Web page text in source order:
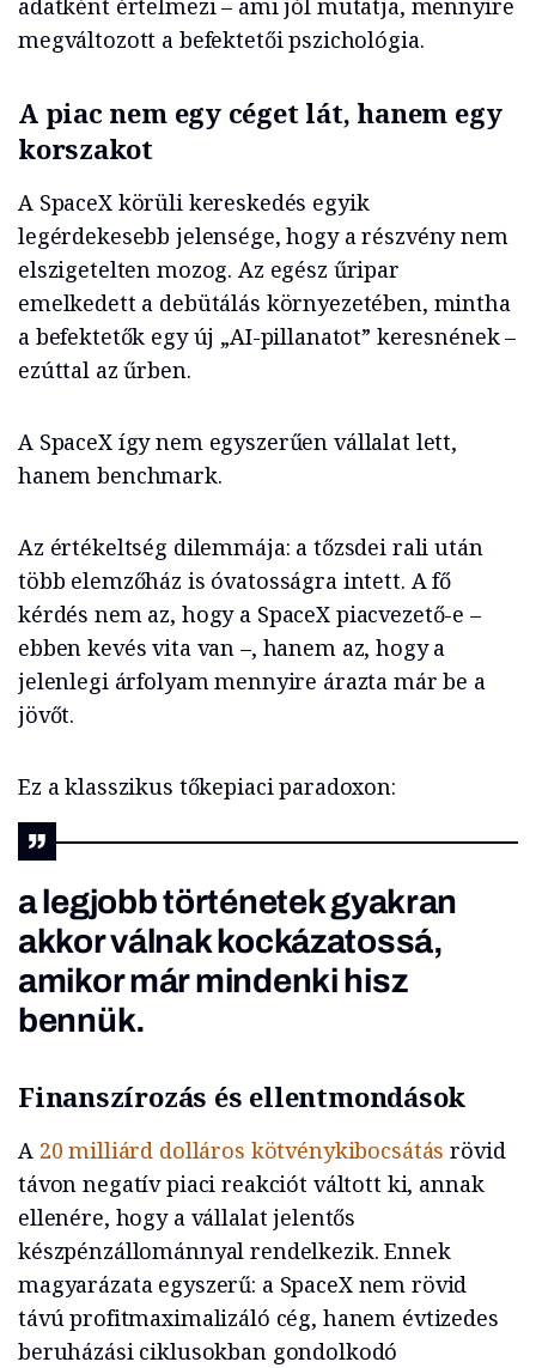
adatként értelmezi – ami jól mutatja, mennyire
megváltozott a befektetői pszichológia.
A piac nem egy céget lát, hanem egy
korszakot
A SpaceX körüli kereskedés egyik
legérdekesebb jelensége, hogy a részvény nem
elszigetelten mozog. Az egész űripar
emelkedett a debütálás környezetében, mintha
a befektetők egy új „AI-pillanatot” keresnének –
ezúttal az űrben.
A SpaceX így nem egyszerűen vállalat lett,
hanem benchmark.
Az értékeltség dilemmája: a tőzsdei rali után
több elemzőház is óvatosságra intett. A fő
kérdés nem az, hogy a SpaceX piacvezető-e –
ebben kevés vita van –, hanem az, hogy a
jelenlegi árfolyam mennyire árazta már be a
jövőt.
Ez a klasszikus tőkepiaci paradoxon:
a legjobb történetek gyakran
akkor válnak kockázatossá,
amikor már mindenki hisz
bennük.
Finanszírozás és ellentmondások
A 20 milliárd dolláros kötvénykibocsátás rövid
távon negatív piaci reakciót váltott ki, annak
ellenére, hogy a vállalat jelentős
készpénzállománnyal rendelkezik. Ennek
magyarázata egyszerű: a SpaceX nem rövid
távú profitmaximalizáló cég, hanem évtizedes
beruházási ciklusokban gondolkodó